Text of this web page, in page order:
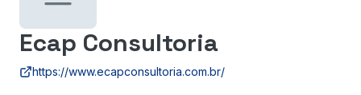
Ecap Consultoria
https://www.ecapconsultoria.com.br/